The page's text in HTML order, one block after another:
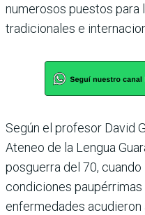
numerosos puestos para
tradicionales e
Según el profesor David
Ateneo de la Lengua
posguerra del 70,
condiciones
enfermedades acudieron